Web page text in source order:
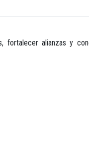
fortalecer alianzas y